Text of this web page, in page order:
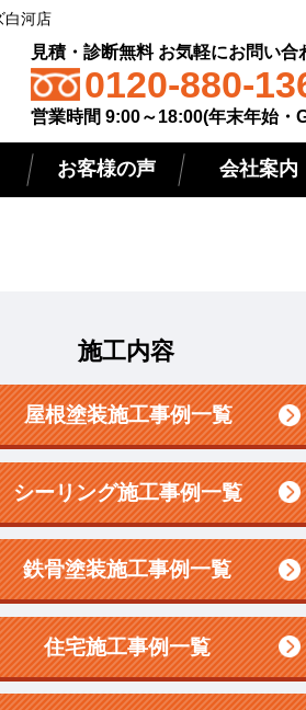
白河店
見積・診断無料 お気軽にお問い合
0120-880-
営業時間 9:00～18:00(年末年始・
お客様の声 会社案内
施工内容
屋根塗装施工事例一覧
シーリング施工事例一覧
鉄骨塗装施工事例一覧
住宅施工事例一覧